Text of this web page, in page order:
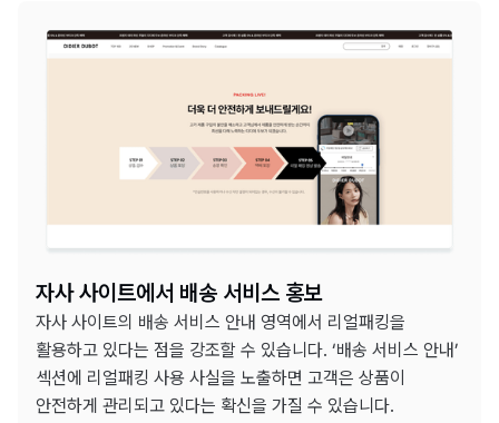
자사 사이트에서 배송 서비스 홍보
자사 사이트의 배송 서비스 안내 영역에서 리얼패킹을
활용하고 있다는 점을 강조할 수 있습니다. ‘배송 서비스 안내’
섹션에 리얼패킹 사용 사실을 노출하면 고객은 상품이
안전하게 관리되고 있다는 확신을 가질 수 있습니다.